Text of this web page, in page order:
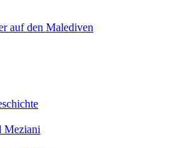
auf den Malediven
Meziani